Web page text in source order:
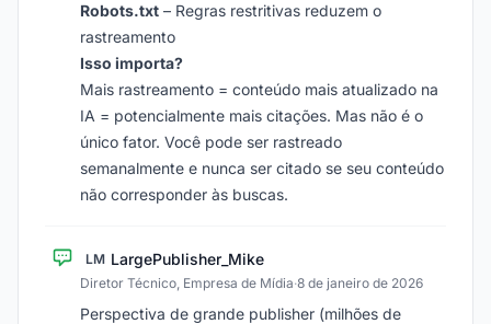
Robots.txt – Regras restritivas reduzem o
rastreamento
Isso importa?
Mais rastreamento = conteúdo mais atualizado na
IA = potencialmente mais citações. Mas não é o
único fator. Você pode ser rastreado
semanalmente e nunca ser citado se seu conteúdo
não corresponder às buscas.
LM LargePublisher_Mike
Diretor Técnico, Empresa de Mídia·8 de janeiro de 2026
Perspectiva de grande publisher (milhões de